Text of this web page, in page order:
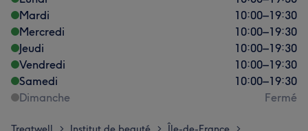
Mardi
10:00–19:30
Mercredi
10:00–19:30
Jeudi
10:00–19:30
Vendredi
10:00–19:30
Samedi
10:00–19:30
Dimanche
Fermé
> > >